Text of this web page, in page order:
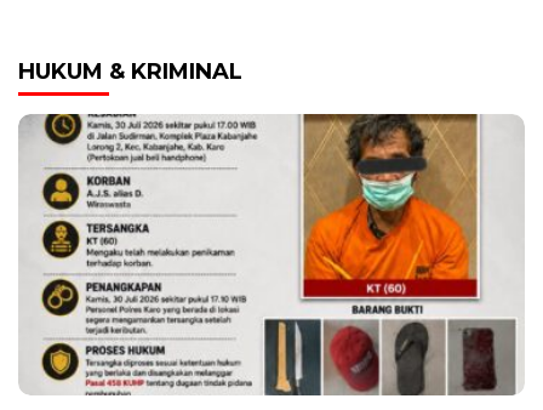
HUKUM & KRIMINAL